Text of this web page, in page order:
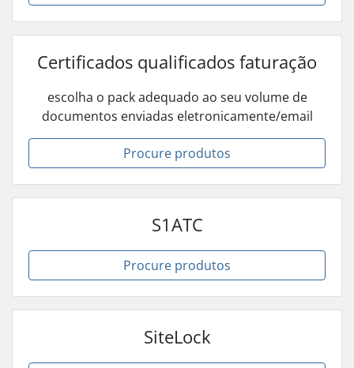
Certificados qualificados faturação
escolha o pack adequado ao seu volume de
documentos enviadas eletronicamente/email
Procure produtos
S1ATC
Procure produtos
SiteLock